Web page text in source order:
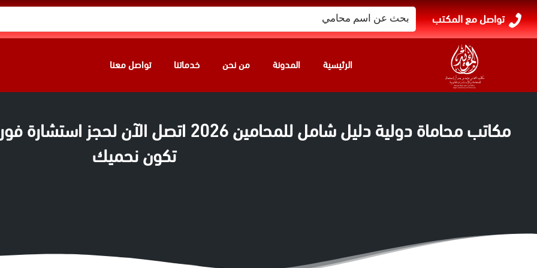
تواصل مع المكتب
البحث
عن:
الرئيسية المدونة من نحن خدماتنا تواصل معنا
تكون نحميك